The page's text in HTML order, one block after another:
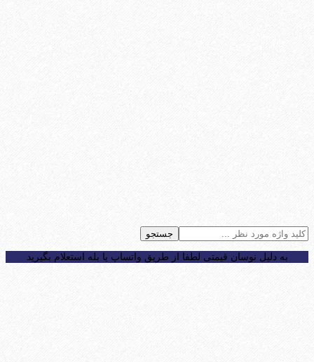
جستجو
به دلیل نوسان قیمتی لطفا از طریق واتساپ یا بله استعلام بگیرید